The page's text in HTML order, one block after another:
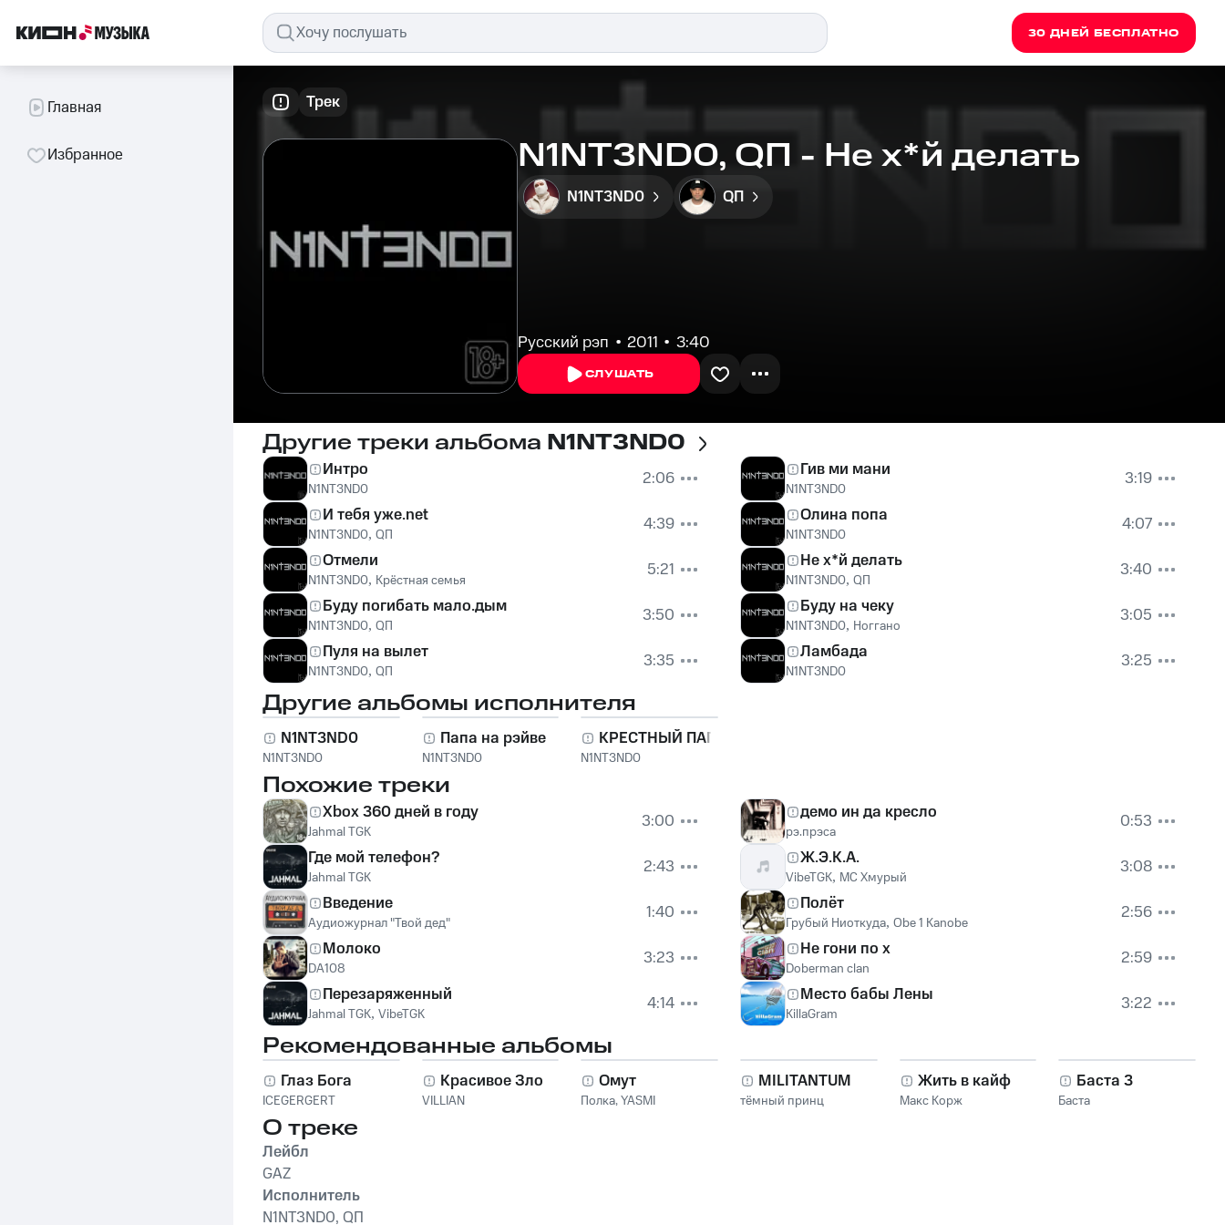
30 ДНЕЙ БЕСПЛАТНО
Главная
Избранное
Трек
N1NT3ND0, QП - Не х*й делать
N1NT3ND0 QП
Русский рэп 2011 3:40
СЛУШАТЬ
Другие треки альбома N1NT3ND0
Интро
N1NT3ND0
2:06
И тебя уже.net
N1NT3ND0, QП
4:39
Отмели
N1NT3ND0, Крёстная семья
5:21
Буду погибать мало.дым
N1NT3ND0, QП
3:50
Пуля на вылет
N1NT3ND0, QП 3:35
Гив ми мани
N1NT3ND0
3:19
Олина попа
N1NT3ND0
4:07
Не х*й делать
N1NT3ND0, QП
3:40
Буду на чеку
N1NT3ND0, Ноггано
3:05
Ламбада
N1NT3ND0 3:25
Другие альбомы исполнителя
N1NT3ND0
N1NT3ND0
Папа на рэйве
N1NT3ND0
КРЕСТНЫЙ ПАПА
N1NT3ND0
Похожие треки
Xbox 360 дней в году
Jahmal TGK
3:00
Где мой телефон?
Jahmal TGK
2:43
Введение
Аудиожурнал "Твой дед"
1:40
Молоко
DA108
3:23
Перезаряженный
Jahmal TGK, VibeTGK 4:14
демо ин да кресло
рэ.прэса
0:53
Ж.Э.К.А.
VibeTGK, МС Хмурый
3:08
Полёт
Грубый Ниоткуда, Obe 1 Kanobe
2:56
Не гони по х
Doberman clan
2:59
Место бабы Лены
KillaGram 3:22
Рекомендованные альбомы
Глаз Бога
ICEGERGERT
Красивое Зло
VILLIAN
Омут
Полка,YASMI
MILITANTUM
тёмный принц
Жить в кайф
Макс Корж
Баста 3
Баста
О треке
Лейбл
GAZ
Исполнитель
N1NT3ND0, QП